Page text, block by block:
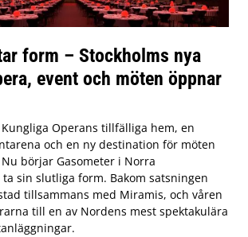
form – Stockholms nya
event och möten öppnar
Kungliga Operans tillfälliga hem, en
och en ny destination för möten
börjar Gasometer i Norra
sin slutliga form. Bakom satsningen
tillsammans med Miramis, och våren
till en av Nordens mest spektakulära